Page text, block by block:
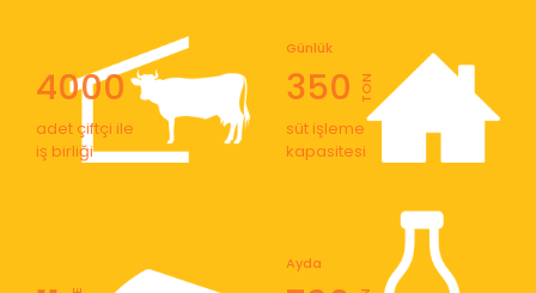
4000
adet çiftçi ile
iş birliği
350
Günlük
TON
süt işleme
kapasitesi
Ayda